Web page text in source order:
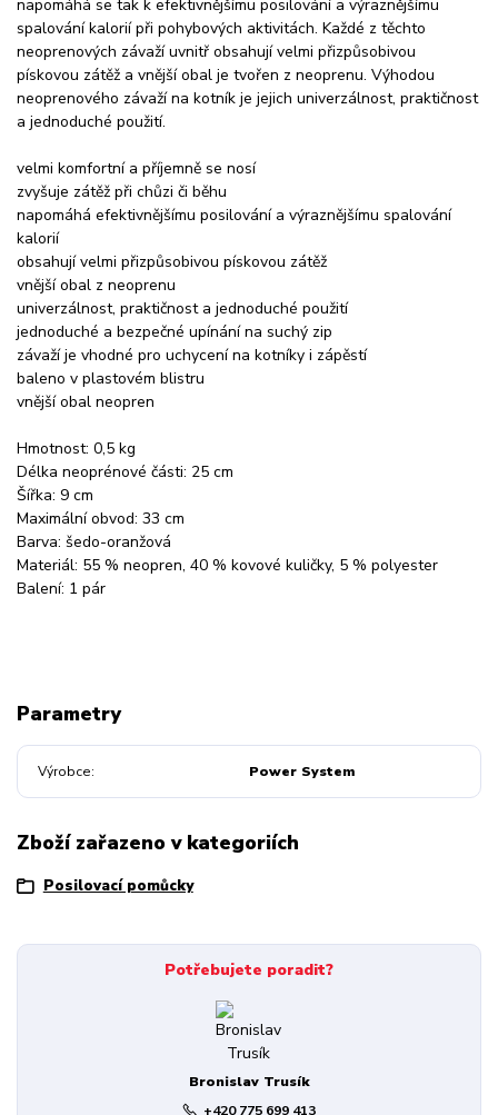
napomáhá se tak k efektivnějšímu posilování a výraznějšímu
spalování kalorií při pohybových aktivitách. Každé z těchto
neoprenových závaží uvnitř obsahují velmi přizpůsobivou
pískovou zátěž a vnější obal je tvořen z neoprenu. Výhodou
neoprenového závaží na kotník je jejich univerzálnost, praktičnost
a jednoduché použití.
velmi komfortní a příjemně se nosí
zvyšuje zátěž při chůzi či běhu
napomáhá efektivnějšímu posilování a výraznějšímu spalování
kalorií
obsahují velmi přizpůsobivou pískovou zátěž
vnější obal z neoprenu
univerzálnost, praktičnost a jednoduché použití
jednoduché a bezpečné upínání na suchý zip
závaží je vhodné pro uchycení na kotníky i zápěstí
baleno v plastovém blistru
vnější obal neopren
Hmotnost: 0,5 kg
Délka neoprénové části: 25 cm
Šířka: 9 cm
Maximální obvod: 33 cm
Barva: šedo-oranžová
Materiál: 55 % neopren, 40 % kovové kuličky, 5 % polyester
Balení: 1 pár
Parametry
Výrobce Power System
Zboží zařazeno v kategoriích
Posilovací pomůcky
Potřebujete poradit?
Bronislav Trusík
+420 775 699 413